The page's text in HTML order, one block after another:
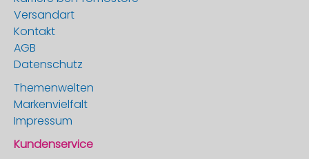
Versandart
Kontakt
AGB
Datenschutz
Themenwelten
Markenvielfalt
Impressum
Kundenservice